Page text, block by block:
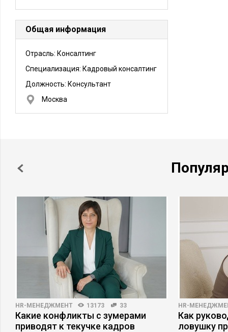
Общая информация
Отрасль: Консалтинг
Специализация: Кадровый консалтинг
Должность: Консультант
Москва
HR-МЕНЕДЖМЕНТ 13173 33
Какие конфликты с зумерами
приводят к текучке кадров
HR-
Как
ловушку